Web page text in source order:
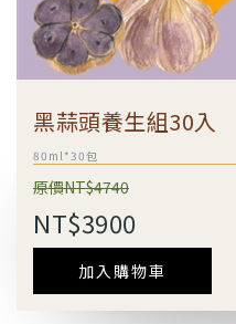
黑蒜頭養生組30入
80ml*30包
原價NT$4740
NT$3900
加入購物車